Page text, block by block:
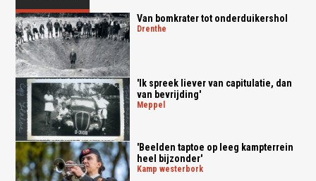
Van bomkrater tot onderduikershol
drenthe
'Ik spreek liever van capitulatie, dan
van bevrijding'
meppel
'Beelden taptoe op leeg kampterrein
heel bijzonder'
kamp westerbork